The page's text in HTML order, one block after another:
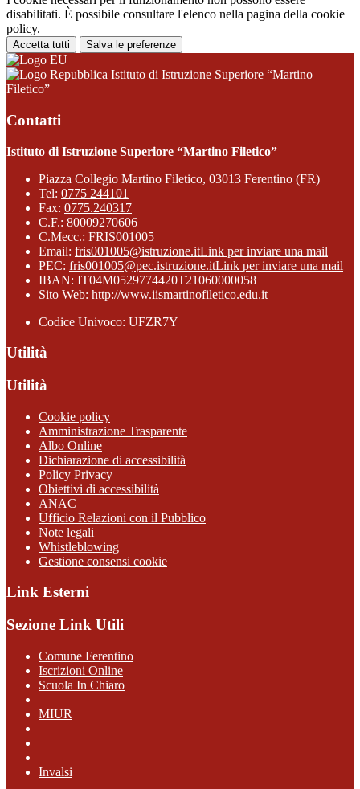
disabilitati. È possibile consultare l'elenco nella pagina della cookie
policy.
Accetta tutti Salva le preferenze
Istituto di Istruzione Superiore “Martino
Filetico”
Contatti
Istituto di Istruzione Superiore “Martino Filetico”
Piazza Collegio Martino Filetico, 03013 Ferentino (FR)
Tel: 0775 244101
Fax: 0775.240317
C.F.: 80009270606
C.Mecc.: FRIS001005
Email: fris001005@istruzione.itLink per inviare una mail
PEC: fris001005@pec.istruzione.itLink per inviare una mail
IBAN: IT04M0529774420T21060000058
Sito Web: http://www.iismartinofiletico.edu.it
Codice Univoco: UFZR7Y
Utilità
Utilità
Cookie policy
Amministrazione Trasparente
Albo Online
Dichiarazione di accessibilità
Policy Privacy
Obiettivi di accessibilità
ANAC
Ufficio Relazioni con il Pubblico
Note legali
Whistleblowing
Gestione consensi cookie
Link Esterni
Sezione Link Utili
Comune Ferentino
Iscrizioni Online
Scuola In Chiaro
MIUR
Invalsi